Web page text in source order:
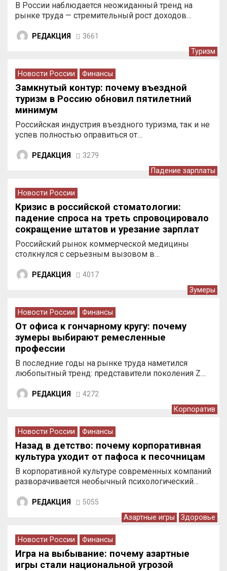
В России наблюдается неожиданный тренд на
рынке труда — стремительный рост доходов…
РЕДАКЦИЯ 3661
Туризм
Новости России Финансы
Замкнутый контур: почему въездной
туризм в Россию обновил пятилетний
минимум
Российская индустрия въездного туризма, так и не
успев полностью оправиться от…
РЕДАКЦИЯ 3279
Падение зарплаты
Новости России
Кризис в российской стоматологии:
падение спроса на треть спровоцировало
сокращение штатов и урезание зарплат
врачей
Российский рынок коммерческой медицины
столкнулся с серьезным вызовом в…
РЕДАКЦИЯ 4017
Зумеры
Новости России Финансы
От офиса к гончарному кругу: почему
зумеры выбирают ремесленные
профессии
В последние годы на рынке труда наметился
любопытный тренд: представители поколения Z…
РЕДАКЦИЯ 4272
Корпоратив
Новости России Финансы
Назад в детство: почему корпоративная
культура уходит от пафоса к песочницам
В корпоративной культуре современных компаний
разворачивается необычный психологический…
РЕДАКЦИЯ 5055
Азартные игры Здоровье
Новости России Финансы
Игра на выбывание: почему азартные
игры стали национальной угрозой